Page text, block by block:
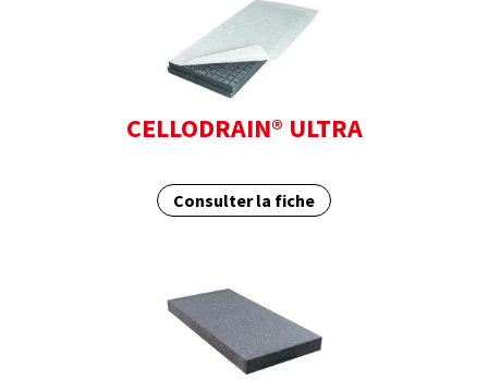
CELLODRAIN® ULTRA
Consulter la fiche